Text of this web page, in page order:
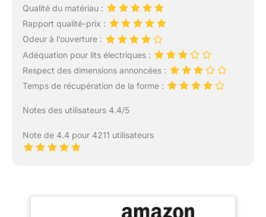
Qualité du matériau :
Rapport qualité-prix :
Odeur à l’ouverture :
Adéquation pour lits électriques :
Respect des dimensions annoncées :
Temps de récupération de la forme :
Notes des utilisateurs 4.4/5
Note de 4.4 pour 4211 utilisateurs